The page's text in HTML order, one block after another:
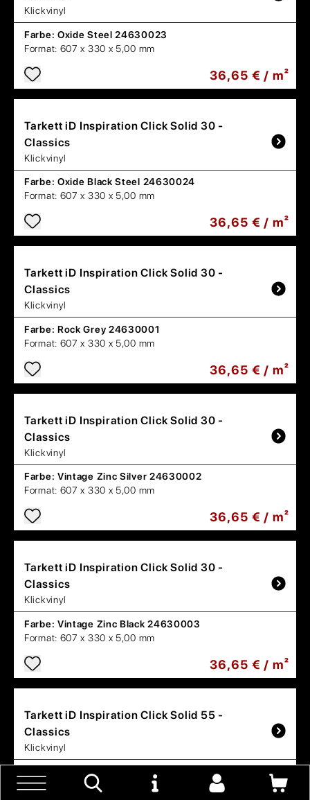
Klickvinyl
Farbe: Oxide Steel 24630023
Format: 607 x 330 x 5,00 mm
36,65 € / m²
Tarkett iD Inspiration Click Solid 30 -
Classics
Klickvinyl
Farbe: Oxide Black Steel 24630024
Format: 607 x 330 x 5,00 mm
36,65 € / m²
Tarkett iD Inspiration Click Solid 30 -
Classics
Klickvinyl
Farbe: Rock Grey 24630001
Format: 607 x 330 x 5,00 mm
36,65 € / m²
Tarkett iD Inspiration Click Solid 30 -
Classics
Klickvinyl
Farbe: Vintage Zinc Silver 24630002
Format: 607 x 330 x 5,00 mm
36,65 € / m²
Tarkett iD Inspiration Click Solid 30 -
Classics
Klickvinyl
Farbe: Vintage Zinc Black 24630003
Format: 607 x 330 x 5,00 mm
36,65 € / m²
Tarkett iD Inspiration Click Solid 55 -
Classics
Klickvinyl
Oxide Copper 24619022
Format:
607 x 330 x 5,00 mm